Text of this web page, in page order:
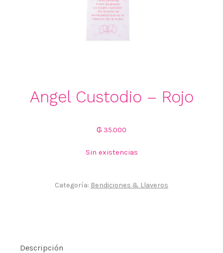
Angel Custodio – Rojo
₲ 35.000
Sin existencias
Categoría: Bendiciones & Llaveros
Descripción